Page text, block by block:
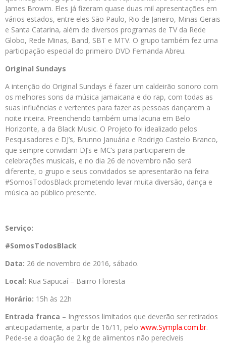
James Browm. Eles já fizeram quase duas mil apresentações em
vários estados, entre eles São Paulo, Rio de Janeiro, Minas Gerais
e Santa Catarina, além de diversos programas de TV da Rede
Globo, Rede Minas, Band, SBT e MTV. O grupo também fez uma
participação especial do primeiro DVD Fernanda Abreu.
Original Sundays
A intenção do Original Sundays é fazer um caldeirão sonoro com
os melhores sons da música jamaicana e do rap, com todas as
suas influências e vertentes para fazer as pessoas dançarem a
noite inteira. Preenchendo também uma lacuna em Belo
Horizonte, a da Black Music. O Projeto foi idealizado pelos
Pesquisadores e DJ’s, Brunno Januária e Rodrigo Castelo Branco,
que sempre convidam DJ’s e MC’s para participarem de
celebrações musicais, e no dia 26 de novembro não será
diferente, o grupo e seus convidados se apresentarão na feira
#SomosTodosBlack prometendo levar muita diversão, dança e
música ao público presente.
Serviço:
#SomosTodosBlack
Data: 26 de novembro de 2016, sábado.
Local: Rua Sapucaí – Bairro Floresta
Horário: 15h às 22h
Entrada franca – Ingressos limitados que deverão ser retirados
antecipadamente, a partir de 16/11, pelo www.Sympla.com.br.
Pede-se a doação de 2 kg de alimentos não perecíveis